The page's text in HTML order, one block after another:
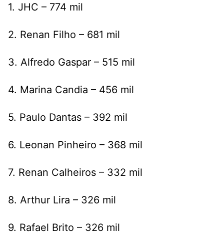
1. JHC – 774 mil
2. Renan Filho – 681 mil
3. Alfredo Gaspar – 515 mil
4. Marina Candia – 456 mil
5. Paulo Dantas – 392 mil
6. Leonan Pinheiro – 368 mil
7. Renan Calheiros – 332 mil
8. Arthur Lira – 326 mil
9. Rafael Brito – 326 mil